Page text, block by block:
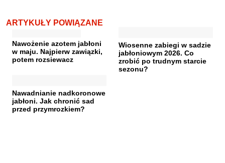
ARTYKUŁY POWIĄZANE
Nawożenie azotem jabłoni
w maju. Najpierw zawiązki,
potem rozsiewacz
Wiosenne zabiegi w sadzie
jabłoniowym 2026. Co
zrobić po trudnym starcie
sezonu?
Nawadnianie nadkoronowe
jabłoni. Jak chronić sad
przed przymrozkiem?